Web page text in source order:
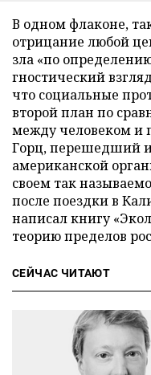
В одном флаконе,
отрицание любой
зла «по
гностический
что социальные
второй план по
между человеком и
Горц, перешедший
американской
своем так
после поездки в
написал книгу
теорию пределов
СЕЙЧАС ЧИТАЮТ